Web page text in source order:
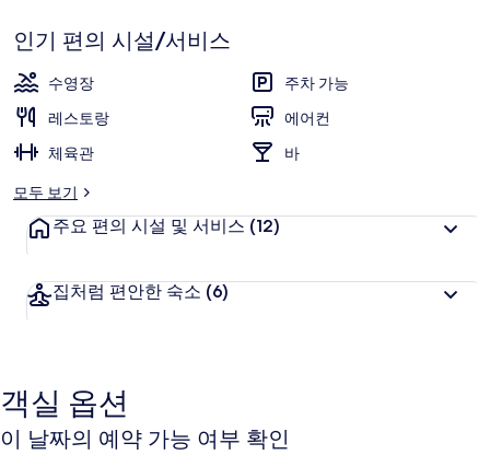
이
케
이
션
렌
러
리
기
인기 편의 시설/서비스
수영장
주차 가능
레스토랑
에어컨
체육관
바
모두 보기
주요 편의 시설 및 서비스 (12)
집처럼 편안한 숙소 (6)
객실 옵션
이 날짜의 예약 가능 여부 확인